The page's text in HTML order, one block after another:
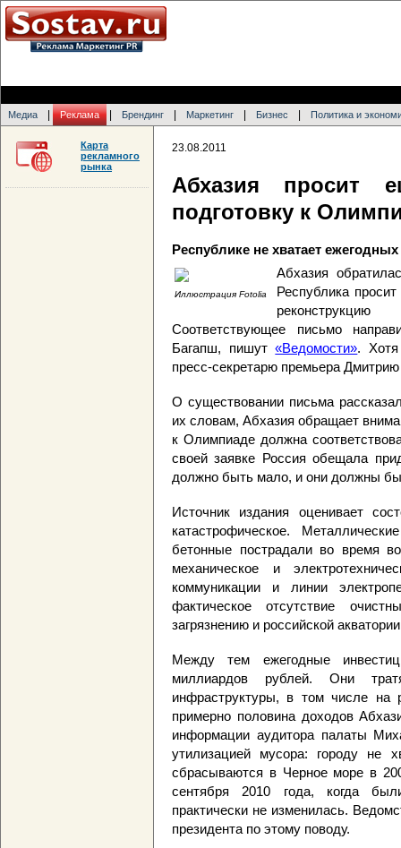
Медиа Реклама Брендинг Маркетинг Бизнес Политика и
23.08.2011
Абхазия просит
подготовку к
Республике не хватает
Иллюстрация Fotolia
Абхазия
Республика
Соответствующее письмо
Багапш, пишут«Ведомости».
пресс-секретарю премьера
О существовании письма
их словам, Абхазия обращает
к Олимпиаде должна
своей заявке Россия обещала
должно быть мало, и они должны
Источник издания оценивает
катастрофическое.
бетонные пострадали во время
механическое и
коммуникации и линии
фактическое отсутствие
загрязнению и российской
Между тем ежегодные
миллиардов рублей. Они
инфраструктуры, в том числе на
примерно половина доходов
информации аудитора палаты
утилизацией мусора: городу не
сбрасываются в Черное море в
сентября 2010 года, когда
практически не изменилась.
президента по этому поводу.
Карта
рекламного
рынка